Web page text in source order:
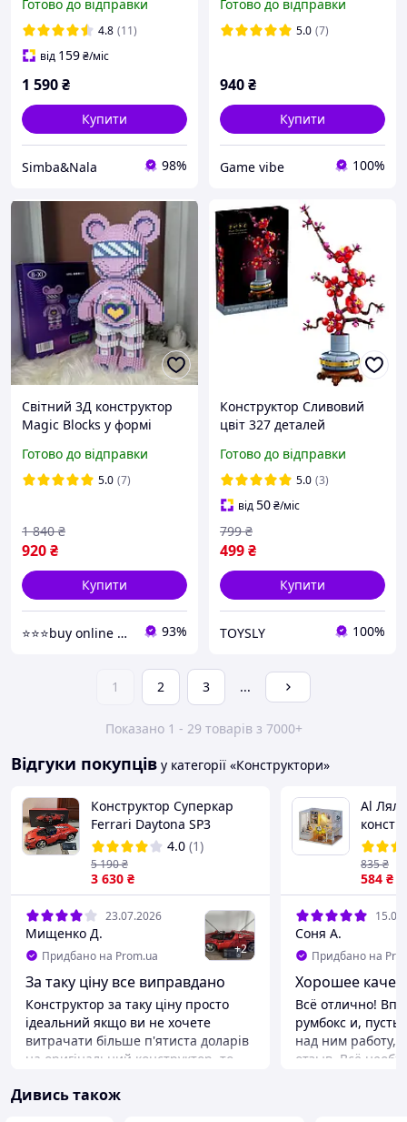
вежу, будинок, тунель,
іглу та інше
Готово до відправки
4.8 (11)
від 159₴/міс
1 590₴
Купити
Simba&Nala 98%
модель
Готово до відправки
5.0 (7)
940₴
Купити
Game vibe 100%
Світний 3Д конструктор
Magic Blocks у формі
рожевий 50 см 4031шт
Готово до відправки
5.0 (7)
920₴
1 840 ₴
Купити
⭐️⭐️⭐️buy online shop 93%
Конструктор Сливовий
цвіт 327 деталей
10369 Конструктор квіти
Icons Botanicals Plum
Blossom
Готово до відправки
5.0 (3)
від50₴/міс
499₴
799 ₴
Купити
TOYSLY 100%
1 2 3 ...
Показано 1 - 29 товарів з 7000+
Відгуки покупців у категорії «Конструктори»
Конструктор Суперкар
Ferrari Daytona SP3
Червоний Ферарі
4.0 (1)
3 630 ₴
5 190₴
23.07.2026
Мищенко Д.
Придбано на Prom.ua +2
За таку ціну все виправдано
Конструктор за таку ціну просто
ідеальний якщо ви не хочете
витрачати більше п'ятиста доларів
на оригінальний конструктор, то
практично не поступається
Al
Room
Study
584 ₴
835₴
Соня А.
Придбано на
Хорошее
Всё отлично!
румбокс и,
над ним работу,
отзыв. Всё
Дивись також